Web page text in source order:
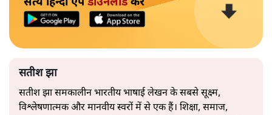
सतीश झा
सतीश झा समकालीन भारतीय भाषाई लेखन के सबसे सूक्ष्म,
विश्लेषणात्मक और मानवीय स्वरों में से एक हैं। शिक्षा, समाज,